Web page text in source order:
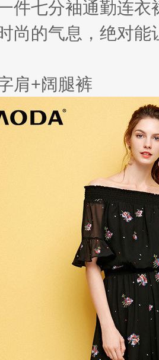
件七分袖通勤连
尚的气息，绝对能
肩+阔腿裤